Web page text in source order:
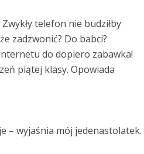
telefon nie budziłby
zadzwonić? Do babci?
do dopiero zabawka!
piątej klasy. Opowiada
– wyjaśnia mój jedenastolatek.